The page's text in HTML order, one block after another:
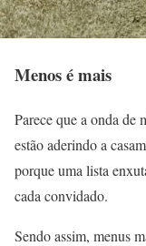
Menos é mais
Parece que a onda
estão aderindo a
porque uma lista
cada convidado.
Sendo assim, menus